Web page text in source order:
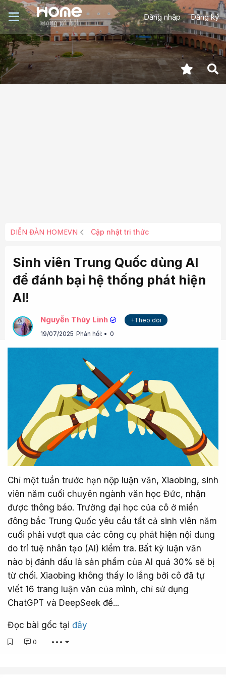
Đăng nhập Đăng ký
DIỄN ĐÀN HOMEVN Cập nhật tri thức
Sinh viên Trung Quốc dùng AI
để đánh bại hệ thống phát hiện
AI!
Nguyễn Thùy Linh
+Theo dõi
19/07/2025 Phản hồi: 0
Chỉ một tuần trước hạn nộp luận văn, Xiaobing, sinh
viên năm cuối chuyên ngành văn học Đức, nhận
được thông báo. Trường đại học của cô ở miền
đông bắc Trung Quốc yêu cầu tất cả sinh viên năm
cuối phải vượt qua các công cụ phát hiện nội dung
do trí tuệ nhân tạo (AI) kiểm tra. Bất kỳ luận văn
nào bị đánh dấu là sản phẩm của AI quá 30% sẽ bị
từ chối. Xiaobing không thấy lo lắng bởi cô đã tự
viết 16 trang luận văn của mình, chỉ sử dụng
ChatGPT và DeepSeek để...
Đọc bài gốc tại đây
0 •••